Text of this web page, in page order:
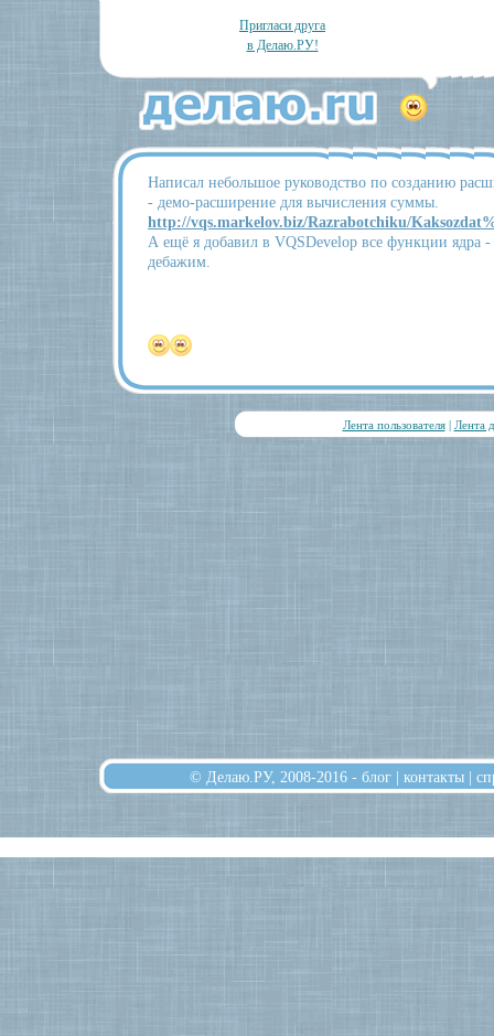
Пригласи друга
в Делаю.РУ!
Написал небольшое руководство по созданию
- демо-расширение для вычисления суммы.
http://vqs.markelov.biz/Razrabotchiku/
А ещё я добавил в VQSDevelop все функции ядра -
дебажим.
Лента пользователя| Лента
© Делаю.РУ, 2008-2016 - блог | контакты |